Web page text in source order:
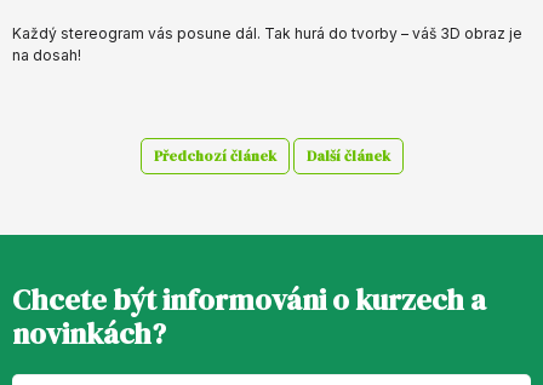
Každý stereogram vás posune dál. Tak hurá do tvorby – váš 3D obraz je
na dosah!
Předchozí článek Další článek
Chcete být informováni o kurzech a
novinkách?